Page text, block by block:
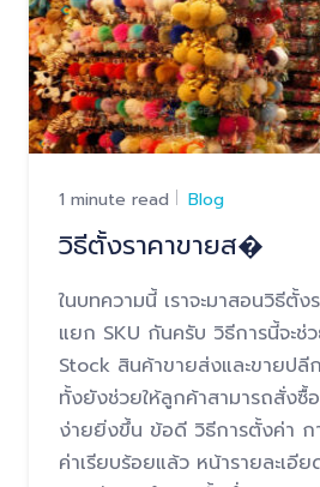
1 minute read Blog
วิธีตั้งราคาขายส�
ในบทความนี้ เราจะมาสอนวิธีตั้
แยก SKU กันครับ วิธีการนี้จะช่
Stock สินค้าขายส่งและขายปลี
ทั้งยังช่วยให้ลูกค้าสามารถสั่งซื้
ง่ายยิ่งขึ้น ข้อดี วิธีการตั้งค่า ก
ค่าเรียบร้อยแล้ว หน้ารายละเอี